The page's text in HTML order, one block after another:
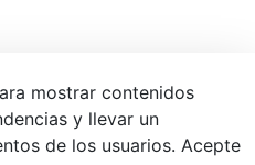
de Donostia / San Sebastián
mostrar contenidos
y llevar un
de los usuarios. Acepte